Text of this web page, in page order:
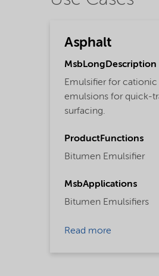
Asphalt
MsbLongDescription
Emulsifier for
emulsions for quick-
surfacing.
ProductFunctions
Bitumen Emulsifier
MsbApplications
Bitumen Emulsifiers
Read more